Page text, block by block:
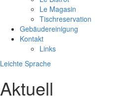
Le Magasin
Tischreservation
Gebäudereinigung
Kontakt
Links
Leichte Sprache
Aktuell